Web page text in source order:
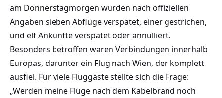
am Donnerstagmorgen wurden nach offiziellen
Angaben sieben Abflüge verspätet, einer gestrichen,
und elf Ankünfte verspätet oder annulliert.
Besonders betroffen waren Verbindungen innerhalb
Europas, darunter ein Flug nach Wien, der komplett
ausfiel. Für viele Fluggäste stellte sich die Frage:
„Werden meine Flüge nach dem Kabelbrand noch